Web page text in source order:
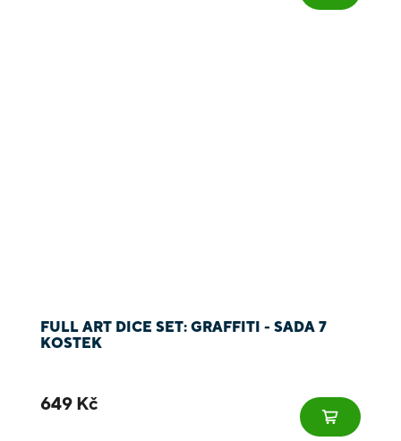
FULL ART DICE SET: GRAFFITI - SADA 7
KOSTEK
649 Kč